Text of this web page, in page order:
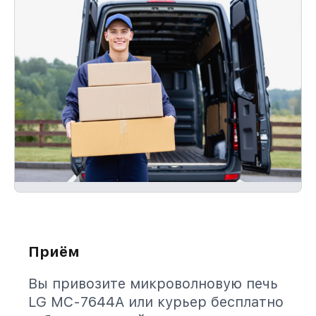
Приём
Вы привозите микроволновую печь
LG MC-7644A или курьер бесплатно